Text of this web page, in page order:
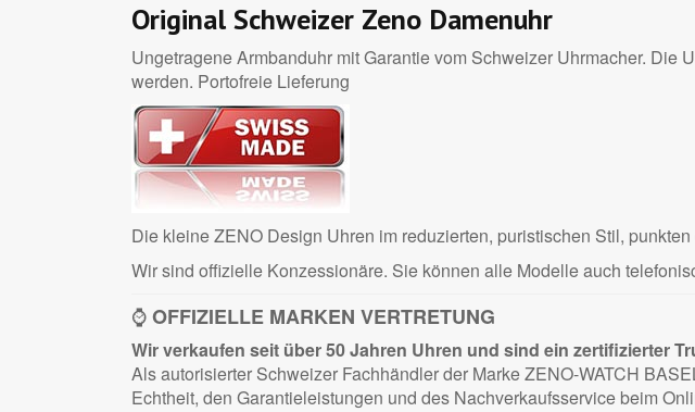
Original Schweizer Zeno Damenuhr
Ungetragene Armbanduhr mit Garantie vom Schweizer Uhrmacher.
werden. Portofreie Lieferung
Die kleine ZENO Design Uhren im reduzierten, puristischen Stil,
Wir sind offizielle Konzessionäre. Sie können alle Modelle auch
⌚OFFIZIELLE MARKEN VERTRETUNG
Wir verkaufen seit über 50 Jahren Uhren und sind ein zertifizierter
Als autorisierter Schweizer Fachhändler der Marke ZENO-WATCH
Echtheit, den Garantieleistungen und des Nachverkaufsservice beim